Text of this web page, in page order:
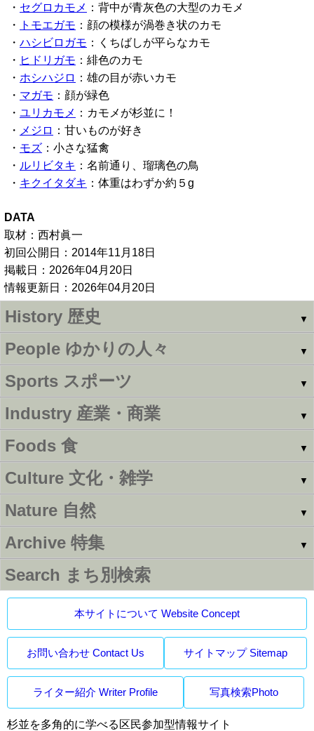
・ セグロカモメ ：背中が青灰色の大型のカモメ
・
トモエガモ ：顔の模様が渦巻き状のカモ
・ ハシビロガモ ：くちばしが平らなカモ
・ ヒドリガモ ：緋色のカモ
・ ホシハジロ ：雄の目が赤いカモ
・ マガモ ：顔が緑色
・ ユリカモメ ：カモメが杉並に！
・ メジロ ：甘いものが好き
・ モズ ：小さな猛禽
・ ルリビタキ ：名前通り、瑠璃色の鳥
・ キクイタダキ ：体重はわずか約５g
DATA
取材：西村眞一
初回公開日：2014年11月18日
掲載日：2026年04月20日
情報更新日：2026年04月20日
History 歴史 ▼
People ゆかりの人々 ▼
Sports スポーツ ▼
Industry 産業・商業 ▼
Foods 食 ▼
Culture 文化・雑学 ▼
Nature 自然 ▼
Archive 特集 ▼
Search まち別検索
本サイトについて Website Concept
お問い合わせ Contact Us サイトマップ Sitemap
ライター紹介 Writer Profile 写真検索Photo
杉並を多角的に学べる区民参加型情報サイト